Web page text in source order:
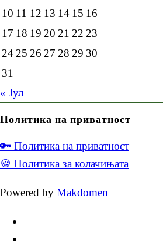
10 11 12 13 14 15 16
17 18 19 20 21 22 23
24 25 26 27 28 29 30
31
« Јул
Политика на приватност
🔑 Политика на приватност
🍪 Политика за колачињата
Powered by Makdomen